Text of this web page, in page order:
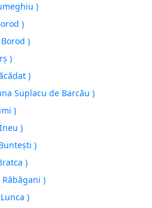
)
)
)
)
)
Suplacu de Barcău )
)
)
)
)
)
)